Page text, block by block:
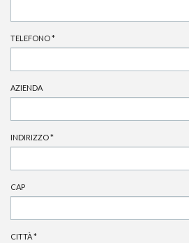
TELEFONO*
AZIENDA
INDIRIZZO*
CAP
CITTÀ*